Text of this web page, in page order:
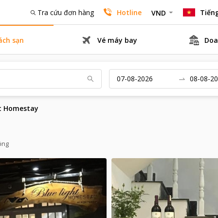
Tra cứu đơn hàng Hotline VND
sạn Vé máy bay
Homestay